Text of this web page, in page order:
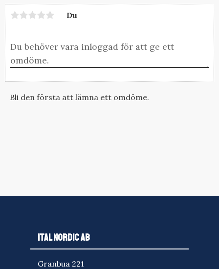
Du
Bli den första att lämna ett omdöme.
ITAL NORDIC AB
Granbua 221